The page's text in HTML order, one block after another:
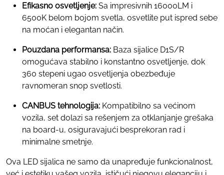
Efikasno osvetljenje: Sa impresivnih 16000LM i
6500K belom bojom svetla, osvetlite put ispred sebe
na moćan i elegantan način.
Pouzdana performansa: Baza sijalice D1S/R
omogućava stabilno i konstantno osvetljenje, dok
360 stepeni ugao osvetljenja obezbeđuje
ravnomeran snop svetlosti.
CANBUS tehnologija: Kompatibilno sa većinom
vozila, set dolazi sa rešenjem za otklanjanje grešaka
na board-u, osiguravajući besprekoran rad i
minimalne smetnje.
Ova LED sijalica ne samo da unapređuje funkcionalnost,